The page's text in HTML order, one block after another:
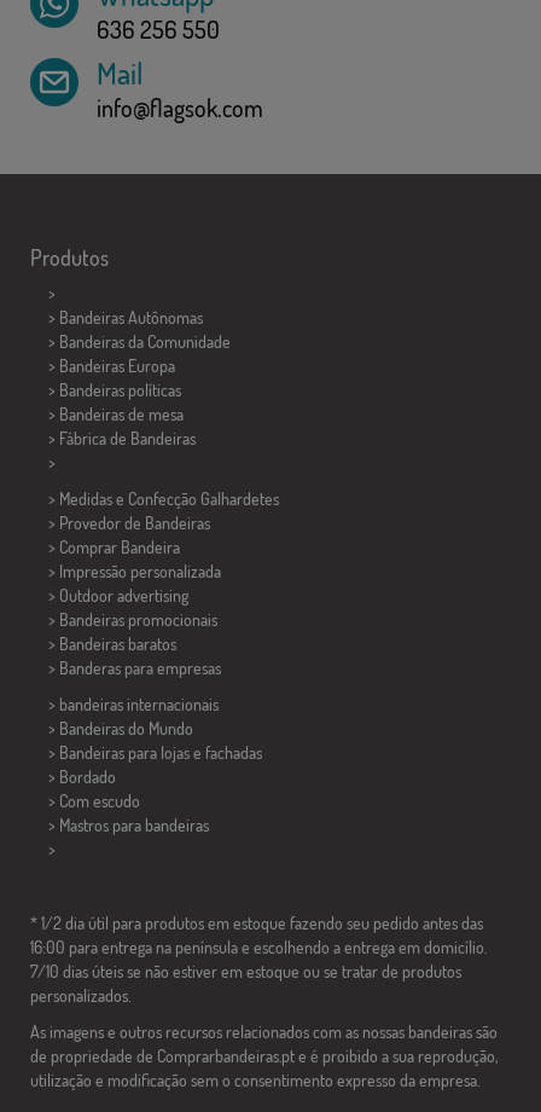
636 256 550
Mail
info@flagsok.com
Produtos
>
> Bandeiras Autônomas
> Bandeiras da Comunidade
> Bandeiras Europa
> Bandeiras políticas
> Bandeiras de mesa
> Fábrica de Bandeiras
>
> Medidas e Confecção Galhardetes
> Provedor de Bandeiras
> Comprar Bandeira
> Impressão personalizada
> Outdoor advertising
> Bandeiras promocionais
> Bandeiras baratos
> Banderas para empresas
> bandeiras internacionais
> Bandeiras do Mundo
> Bandeiras para lojas e fachadas
> Bordado
> Com escudo
> Mastros para bandeiras
>
* 1/2 dia útil para produtos em estoque fazendo seu pedido antes das
16:00 para entrega na península e escolhendo a entrega em domicílio.
7/10 dias úteis se não estiver em estoque ou se tratar de produtos
personalizados.
As imagens e outros recursos relacionados com as nossas bandeiras são
de propriedade de Comprarbandeiras.pt e é proibido a sua reprodução,
utilização e modificação sem o consentimento expresso da empresa.